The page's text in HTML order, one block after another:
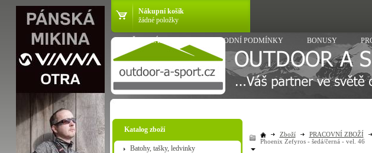
Nákupní košík
žádné položky
VŠE O NÁKUPU OBCHODNÍ PODMÍNKY BONUSY
Katalog zboží
Batohy, tašky, ledvinky
Zboží PRACOVNÍ ZBOŽÍ
Phoenix Zefyros - šedá/černá - vel. 46